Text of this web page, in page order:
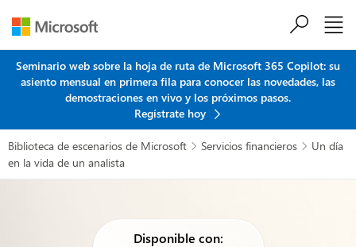
Seminario web sobre la hoja de ruta de Microsoft 365 Copilot: su
asiento mensual en primera fila para conocer las novedades, las
demostraciones en vivo y los próximos pasos.
Regístrate hoy
Biblioteca de escenarios de Microsoft  Servicios financieros 
Un día
en la vida de un analista
Disponible con: